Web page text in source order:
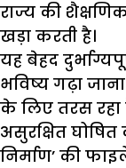
राज्य की
खड़ा करती है।
यह बेहद
भविष्य गढ़ा
के लिए तरस रहा
असुरक्षित
निर्माण’ की